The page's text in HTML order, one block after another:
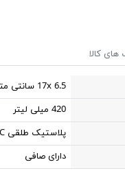
کالا
17x 6.5 سانتی متر
420 میلی لیتر
پلاستیک طلقی PC
دارای صافی